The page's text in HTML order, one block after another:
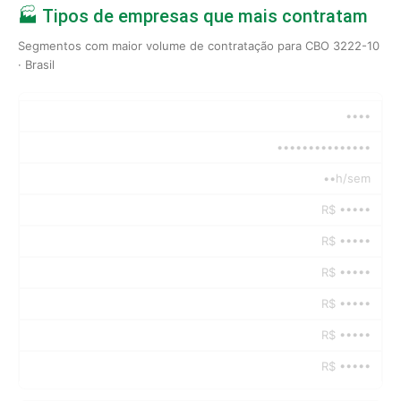
🏭 Tipos de empresas que mais contratam
Segmentos com maior volume de contratação para CBO 3222-10
· Brasil
••••
•••••••••••••••
••h/sem
R$ •••••
R$ •••••
R$ •••••
R$ •••••
R$ •••••
R$ •••••